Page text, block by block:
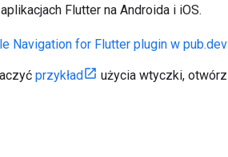
Flutter na Androida i iOS.
Navigation for Flutter plugin w pub.dev
przykład
użycia wtyczki, otwórz